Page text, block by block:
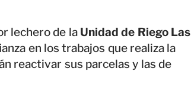
lechero de la Unidad de Riego Las
en los trabajos que realiza la
reactivar sus parcelas y las de